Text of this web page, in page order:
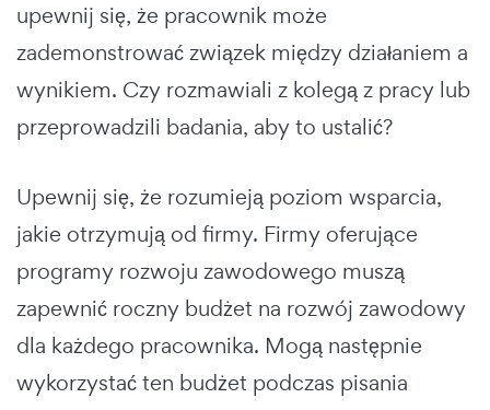
upewnij się, że pracownik może
zademonstrować związek między działaniem a
wynikiem. Czy rozmawiali z kolegą z pracy lub
przeprowadzili badania, aby to ustalić?
Upewnij się, że rozumieją poziom wsparcia,
jakie otrzymują od firmy. Firmy oferujące
programy rozwoju zawodowego muszą
zapewnić roczny budżet na rozwój zawodowy
dla każdego pracownika. Mogą następnie
wykorzystać ten budżet podczas pisania